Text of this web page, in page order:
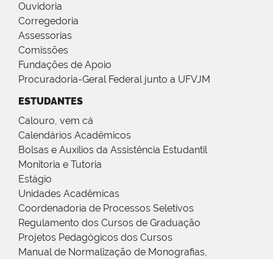
Ouvidoria
Corregedoria
Assessorias
Comissões
Fundações de Apoio
Procuradoria-Geral Federal junto a UFVJM
ESTUDANTES
Calouro, vem cá
Calendários Acadêmicos
Bolsas e Auxílios da Assistência Estudantil
Monitoria e Tutoria
Estágio
Unidades Acadêmicas
Coordenadoria de Processos Seletivos
Regulamento dos Cursos de Graduação
Projetos Pedagógicos dos Cursos
Manual de Normalização de Monografias,